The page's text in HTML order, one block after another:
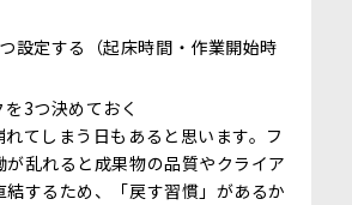
設定する（起床時間・作業開始時
3つ決めておく
てしまう日もあると思います。フ
が乱れると成果物の品質やクライア
結するため、「戻す習慣」があるか